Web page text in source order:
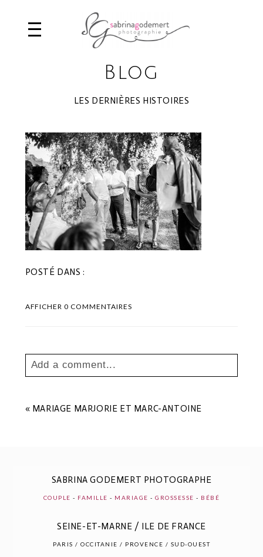
Blog
LES DERNIÈRES HISTOIRES
POSTÉ DANS :
AFFICHER0 COMMENTAIRES
Add a comment...
Les champs marqués sont requis *
POST COMMENT
« MARIAGE MARJORIE ET MARC-ANTOINE
SABRINA GODEMERT PHOTOGRAPHE
COUPLE - FAMILLE - MARIAGE -GROSSESSE - BÉBÉ
SEINE-ET-MARNE / ILE DE FRANCE
PARIS / OCCITANIE / PROVENCE / SUD-OUEST